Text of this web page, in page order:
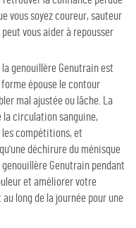
vous soyez coureur, sauteur
vous aider à repousser
genouillère Genutrain est
épouse le contour
mal ajustée ou lâche. La
circulation sanguine,
compétitions, et
déchirure du ménisque
Genutrain pendant
et améliorer votre
long de la journée pour une